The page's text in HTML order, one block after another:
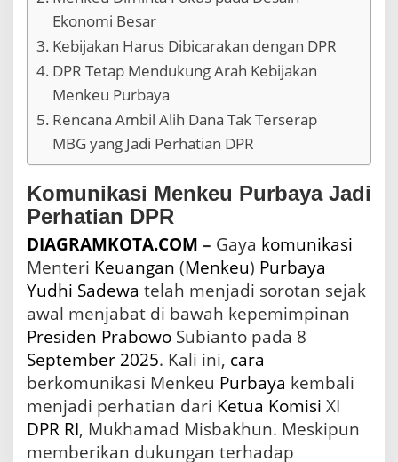
a
k
o
o
m
i
a
n
u
r
n
g
i
o
m
e
n
t
a
Ekonomi Besar
Kebijakan Harus Dibicarakan dengan DPR
DPR Tetap Mendukung Arah Kebijakan
Menkeu Purbaya
Rencana Ambil Alih Dana Tak Terserap
MBG yang Jadi Perhatian DPR
Komunikasi Menkeu Purbaya Jadi
Perhatian DPR
DIAGRAMKOTA.COM – Gaya komunikasi
Menteri Keuangan (Menkeu) Purbaya
Yudhi Sadewa telah menjadi sorotan sejak
Presiden Prabowo
September 2025. Kali ini, cara
berkomunikasi Menkeu Purbaya kembali
menjadi perhatian dari Ketua Komisi
DPR RI, Mukhamad Misbakhun. Meskipun